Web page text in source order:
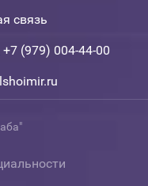
связь
(979) 004-44-00